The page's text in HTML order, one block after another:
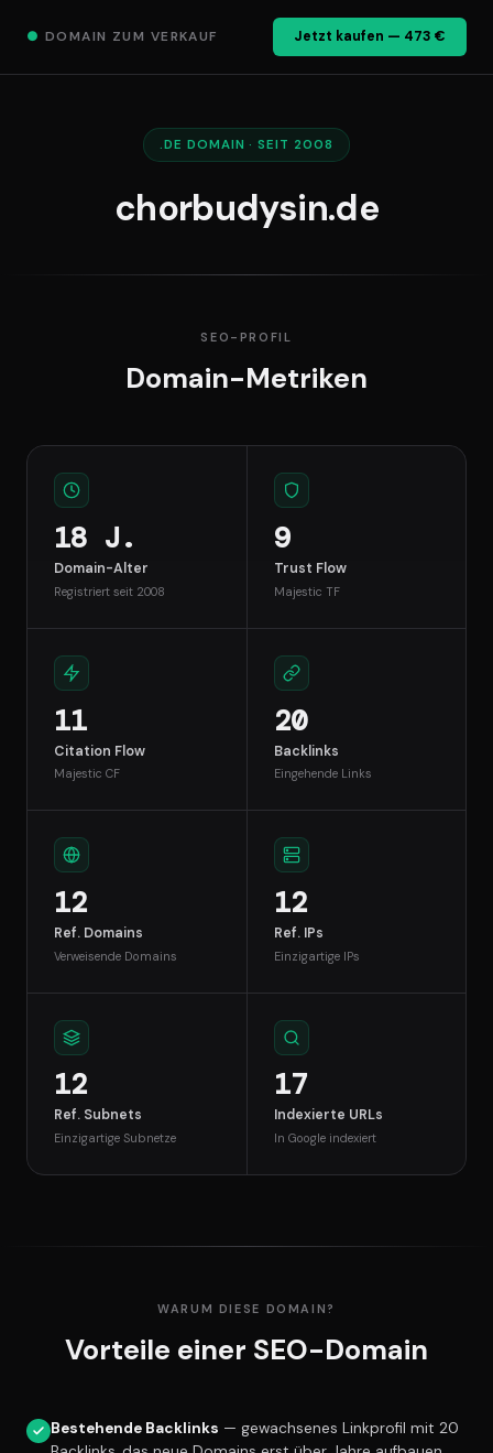
● DOMAIN ZUM VERKAUF Jetzt kaufen — 473 €
.DE DOMAIN · SEIT 2008
chorbudysin.de
SEO-PROFIL
Domain-Metriken
18 J.
Domain-Alter
Registriert seit 2008
9
Trust Flow
Majestic TF
11
Citation Flow
Majestic CF
20
Backlinks
Eingehende Links
12
Ref. Domains
Verweisende Domains
12
Ref. IPs
Einzigartige IPs
12
Ref. Subnets
Einzigartige Subnetze
17
Indexierte URLs
In Google indexiert
WARUM DIESE DOMAIN?
Vorteile einer SEO-Domain
Bestehende Backlinks — gewachsenes Linkprofil mit 20